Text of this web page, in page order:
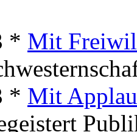
* Mit
* Mit